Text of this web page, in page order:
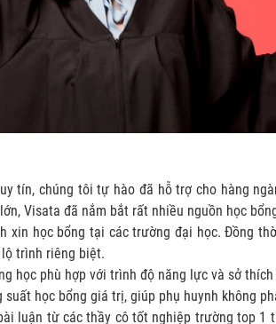
tín, chúng tôi tự hào đã hỗ trợ cho hàng
Visata đã nắm bắt rất nhiều nguồn học
xin học bổng tại các trường đại học. Đồng
trình riêng biệt.
học phù hợp với trình độ năng lực và sở thích
học bổng giá trị, giúp phụ huynh không
luận từ các thầy cô tốt nghiệp trường top 1